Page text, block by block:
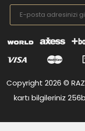
Copyright 2026 ©
kartı bilgileriniz